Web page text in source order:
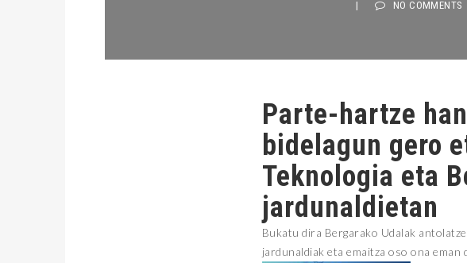
| NO COMMENTS
Parte-hartze
bidelagun gero
Teknologia eta
jardunaldietan
Bukatu dira Bergarako Udalak
jardunaldiak eta emaitza oso ona eman